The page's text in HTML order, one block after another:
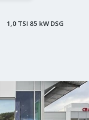
1,0 TSI 85 kW DSG